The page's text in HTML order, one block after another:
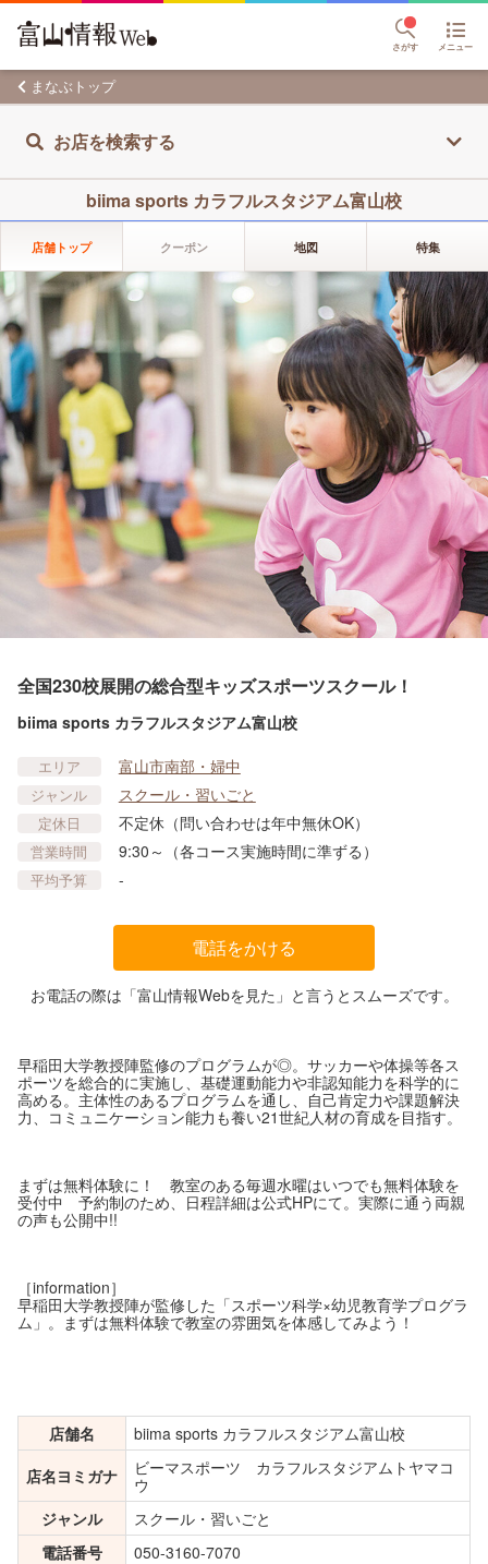
さがす メニュー
まなぶトップ
お店を検索する
biima sports カラフルスタジアム富山校
店舗トップ クーポン 地図 特集
全国230校展開の総合型キッズスポーツスクール！
biima sports カラフルスタジアム富山校
エリア 富山市南部・婦中
ジャンル スクール・習いごと
定休日 不定休（問い合わせは年中無休OK）
営業時間 9:30～（各コース実施時間に準ずる）
平均予算 -
電話をかける
お電話の際は「富山情報Webを見た」と言うとスムーズです。
早稲田大学教授陣監修のプログラムが◎。サッカーや体操等各ス
ポーツを総合的に実施し、基礎運動能力や非認知能力を科学的に
高める。主体性のあるプログラムを通し、自己肯定力や課題解決
力、コミュニケーション能力も養い21世紀人材の育成を目指す。
まずは無料体験に！ 教室のある毎週水曜はいつでも無料体験を
受付中 予約制のため、日程詳細は公式HPにて。実際に通う両親
の声も公開中!!
［information］
早稲田大学教授陣が監修した「スポーツ科学×幼児教育学プログラ
ム」。まずは無料体験で教室の雰囲気を体感してみよう！
店舗名
biima sports カラフルスタジアム富山校
店名ヨミガナ
ビーマスポーツ カラフルスタジアムトヤマコ
ウ
ジャンル
スクール・習いごと
電話番号
050-3160-7070